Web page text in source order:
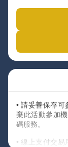
• 請妥善保存
棄此活動參加
碼服務。
• 線上支付交易